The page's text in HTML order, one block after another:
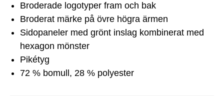
Broderade logotyper fram och bak
Broderat märke på övre högra ärmen
Sidopaneler med grönt inslag kombinerat med
hexagon mönster
Pikétyg
72 % bomull, 28 % polyester